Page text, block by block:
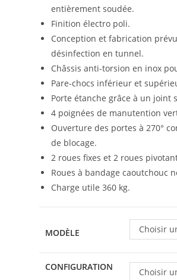
entièrement soudée.
Finition électro poli.
Conception et fabrication
désinfection en tunnel.
Châssis anti-torsion en inox
Pare-chocs inférieur et
Porte étanche grâce à un joint
4 poignées de manutention
Ouverture des portes à 270°
de blocage.
2 roues fixes et 2 roues
Roues à bandage caoutchouc
Charge utile 360 kg.
MODÈLE Choisir
CONFIGURATION Choisir